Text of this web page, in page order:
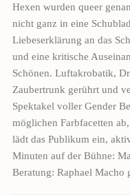
Hexen wurden queer
nicht ganz in eine
Liebeserklärung an das
und eine kritische
Schönen. Luftakrobatik,
Zaubertrunk gerührt und
Spektakel voller Gender
möglichen Farbfacetten
lädt das Publikum ein,
Minuten auf der Bühne:
Beratung: Raphael